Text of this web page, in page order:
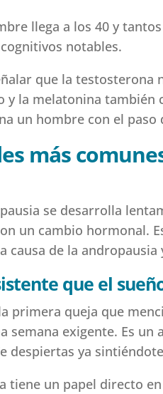
llega a los 40 y
notables.
que la
y la melatonina también
un hombre con el paso
más
se desarrolla
un cambio hormonal.
causa de la
que el
primera queja que
semana exigente. Es
despiertas ya
tiene un papel directo